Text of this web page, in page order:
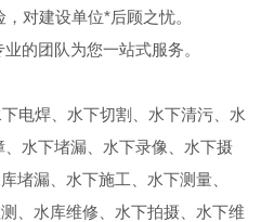
对建设单位*后顾之忧。
的团队为您一站式服务。
电焊、水下切割、水下清污、水
水下堵漏、水下录像、水下摄
堵漏、水下施工、水下测量、
、水库维修、水下拍摄、水下维